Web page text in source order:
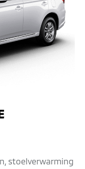
stoelverwarming